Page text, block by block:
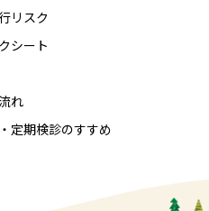
行リスク
クシート
れ
・定期検診のすすめ